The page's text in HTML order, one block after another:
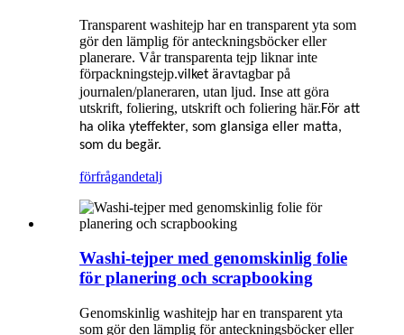
Transparent washitejp har en transparent yta som
gör den lämplig för anteckningsböcker eller
planerare. Vår transparenta tejp liknar inte
förpackningstejp.vilket äravtagbar på
journalen/planeraren, utan ljud. Inse att göra
utskrift, foliering, utskrift och foliering här.För att
ha olika yteffekter, som glansiga eller matta,
som du begär.
förfrågandetalj
Washi-tejper med genomskinlig folie
för planering och scrapbooking
Genomskinlig washitejp har en transparent yta
som gör den lämplig för anteckningsböcker eller